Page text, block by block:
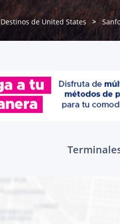
Destinos de United States